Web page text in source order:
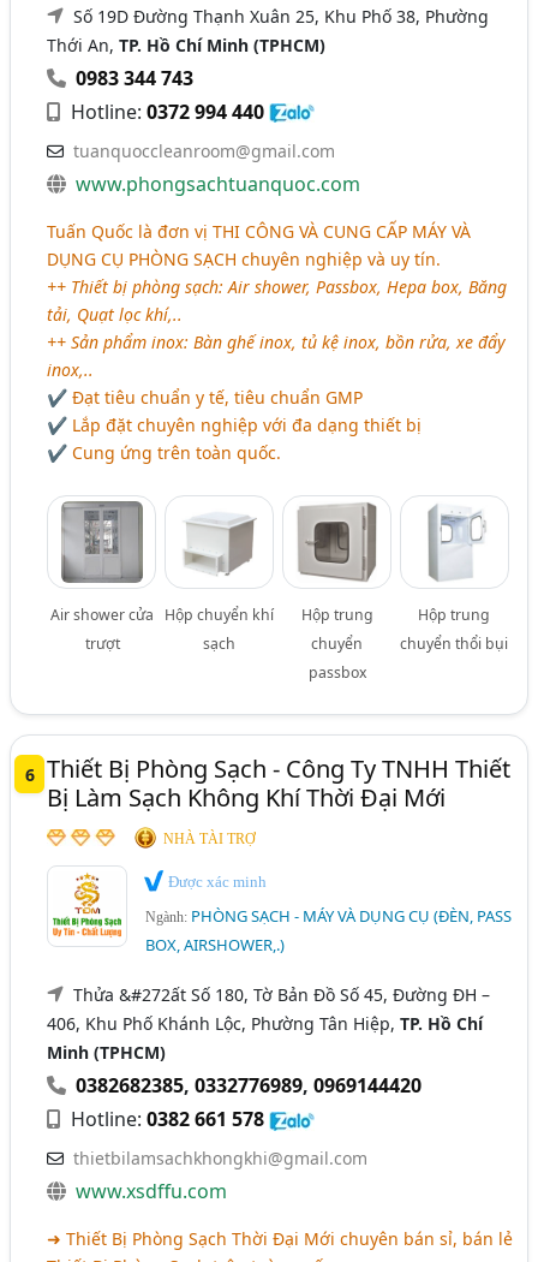
Số 19D Đường Thạnh Xuân 25, Khu Phố 38, Phường
Thới An,TP. Hồ Chí Minh (TPHCM)
0983 344 743
Hotline:0372 994 440
tuanquoccleanroom@gmail.com
www.phongsachtuanquoc.com
Tuấn Quốc là đơn vịTHI CÔNG VÀ CUNG CẤP MÁY VÀ
DỤNG CỤ PHÒNG SẠCH chuyên nghiệp và uy tín.
++ Thiết bị phòng sạch: Air shower, Passbox, Hepa box, Băng
tải, Quạt lọc khí,..
++ Sản phẩm inox: Bàn ghế inox, tủ kệ inox, bồn rửa, xe đẩy
inox,..
✔ Đạt tiêu chuẩn y tế, tiêu chuẩn GMP
✔ Lắp đặt chuyên nghiệp với đa dạng thiết bị
✔ Cung ứng trên toàn quốc.
Air shower cửa
trượt
Hộp chuyển khí
sạch
Hộp trung
chuyển
passbox
Hộp trung
chuyển thổi bụi
6 Thiết Bị Phòng Sạch - Công Ty TNHH Thiết
Bị Làm Sạch Không Khí Thời Đại Mới
NHÀ TÀI TRỢ
Được xác minh
Ngành: PHÒNG SẠCH - MÁY VÀ DỤNG CỤ (ĐÈN, PASS
BOX, AIRSHOWER,.)
Thửa &#272ất Số 180, Tờ Bản Đồ Số 45, Đường ĐH –
406, Khu Phố Khánh Lộc, Phường Tân Hiệp,TP. Hồ Chí
Minh (TPHCM)
0382682385,0332776989,0969144420
Hotline:0382 661 578
thietbilamsachkhongkhi@gmail.com
www.xsdffu.com
➜ Thiết Bị Phòng Sạch Thời Đại Mới chuyên bán sỉ, bán lẻ